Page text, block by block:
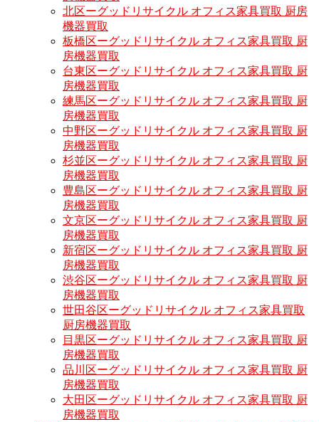
北区ーグッドリサイクル オフィス家具買取 厨房
機器買取
板橋区ーグッドリサイクル オフィス家具買取 厨
房機器買取
台東区ーグッドリサイクル オフィス家具買取 厨
房機器買取
練馬区ーグッドリサイクル オフィス家具買取 厨
房機器買取
中野区ーグッドリサイクル オフィス家具買取 厨
房機器買取
杉並区ーグッドリサイクル オフィス家具買取 厨
房機器買取
豊島区ーグッドリサイクル オフィス家具買取 厨
房機器買取
文京区ーグッドリサイクル オフィス家具買取 厨
房機器買取
新宿区ーグッドリサイクル オフィス家具買取 厨
房機器買取
渋谷区ーグッドリサイクル オフィス家具買取 厨
房機器買取
世田谷区ーグッドリサイクル オフィス家具買取
厨房機器買取
目黒区ーグッドリサイクル オフィス家具買取 厨
房機器買取
品川区ーグッドリサイクル オフィス家具買取 厨
房機器買取
大田区ーグッドリサイクル オフィス家具買取 厨
房機器買取